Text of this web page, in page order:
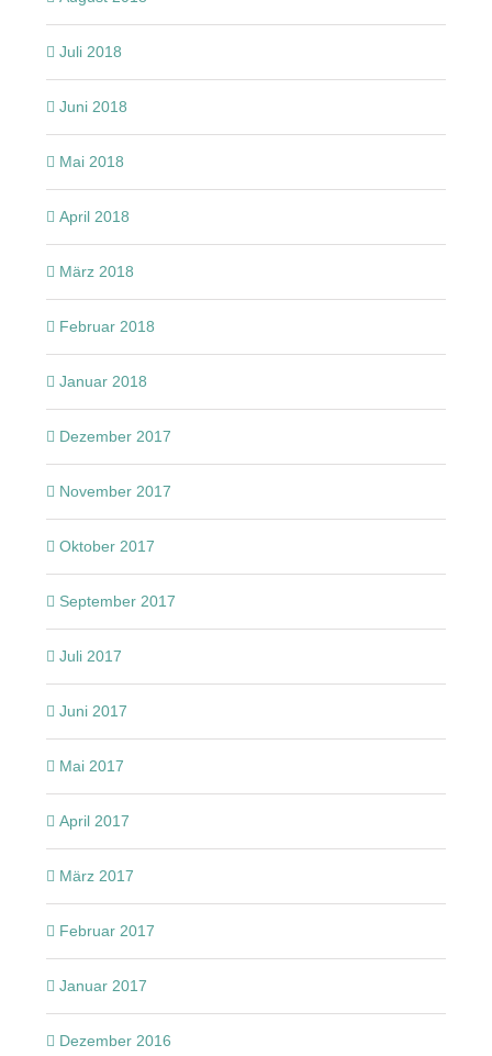
Juli 2018
Juni 2018
Mai 2018
April 2018
März 2018
Februar 2018
Januar 2018
Dezember 2017
November 2017
Oktober 2017
September 2017
Juli 2017
Juni 2017
Mai 2017
April 2017
März 2017
Februar 2017
Januar 2017
Dezember 2016